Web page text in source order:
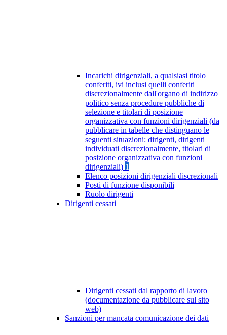
Incarichi dirigenziali, a qualsiasi titolo
conferiti, ivi inclusi quelli conferiti
discrezionalmente dall'organo di indirizzo
politico senza procedure pubbliche di
selezione e titolari di posizione
organizzativa con funzioni dirigenziali (da
pubblicare in tabelle che distinguano le
seguenti situazioni: dirigenti, dirigenti
individuati discrezionalmente, titolari di
posizione organizzativa con funzioni
dirigenziali) 1
Elenco posizioni dirigenziali discrezionali
Posti di funzione disponibili
Ruolo dirigenti
Dirigenti cessati
Dirigenti cessati dal rapporto di lavoro
(documentazione da pubblicare sul sito
web)
Sanzioni per mancata comunicazione dei dati